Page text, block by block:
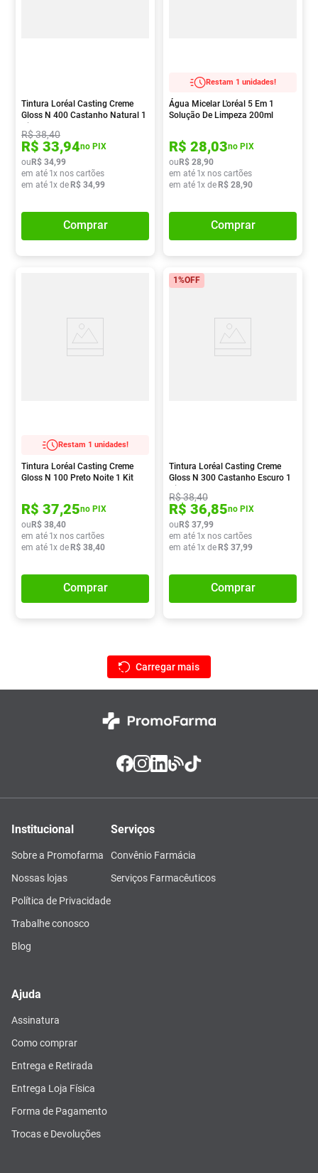
Tintura Loréal Casting Creme
Gloss N 400 Castanho Natural 1
Kit
R$38,40
R$ 33,94no PIX
ouR$ 34,99
em até 1x nos cartões
em até 1x deR$ 34,99
Comprar
Restam 1 unidades!
Água Micelar L'oréal 5 Em 1
Solução De Limpeza 200ml
R$ 28,03no PIX
ouR$ 28,90
em até 1x nos cartões
em até 1x deR$ 28,90
Comprar
Restam 1 unidades!
Tintura Loréal Casting Creme
Gloss N 100 Preto Noite 1 Kit
R$ 37,25no PIX
ouR$ 38,40
em até 1x nos cartões
em até 1x deR$ 38,40
Comprar
1%OFF
Tintura Loréal Casting Creme
Gloss N 300 Castanho Escuro 1
Kit
R$38,40
R$ 36,85no PIX
ouR$ 37,99
em até 1x nos cartões
em até 1x deR$ 37,99
Comprar
Institucional
Sobre a Promofarma
Nossas lojas
Política de Privacidade
Trabalhe conosco
Blog
Serviços
Convênio Farmácia
Serviços Farmacêuticos
Ajuda
Assinatura
Como comprar
Entrega e Retirada
Entrega Loja Física
Forma de Pagamento
Trocas e Devoluções